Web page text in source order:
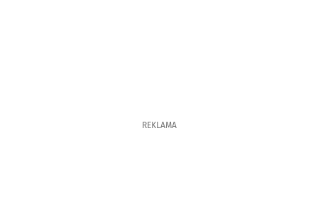
REKLAMA